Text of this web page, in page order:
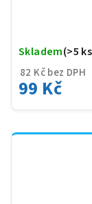
82 Kč bez DPH
99 Kč
Skladem(>5